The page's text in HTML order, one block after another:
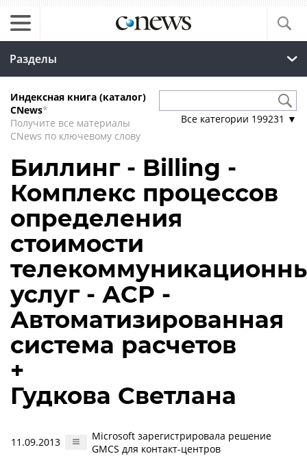
Разделы
Индексная книга (каталог)
CNews*
Получите все материалы
CNews по ключевому слову
Все категории 199231 ▼
Биллинг - Billing -
Комплекс процессов
определения
стоимости
услуг - АСР -
Автоматизированная
система расчетов
+
Гудкова Светлана
11.09.2013
Microsoft зарегистрировала решение
GMCS для контакт-центров